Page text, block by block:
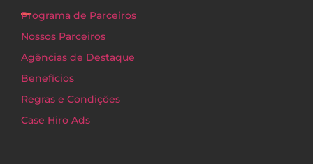
Programa de Parceiros
Nossos Parceiros
Agências de Destaque
Benefícios
Regras e Condições
Case Hiro Ads